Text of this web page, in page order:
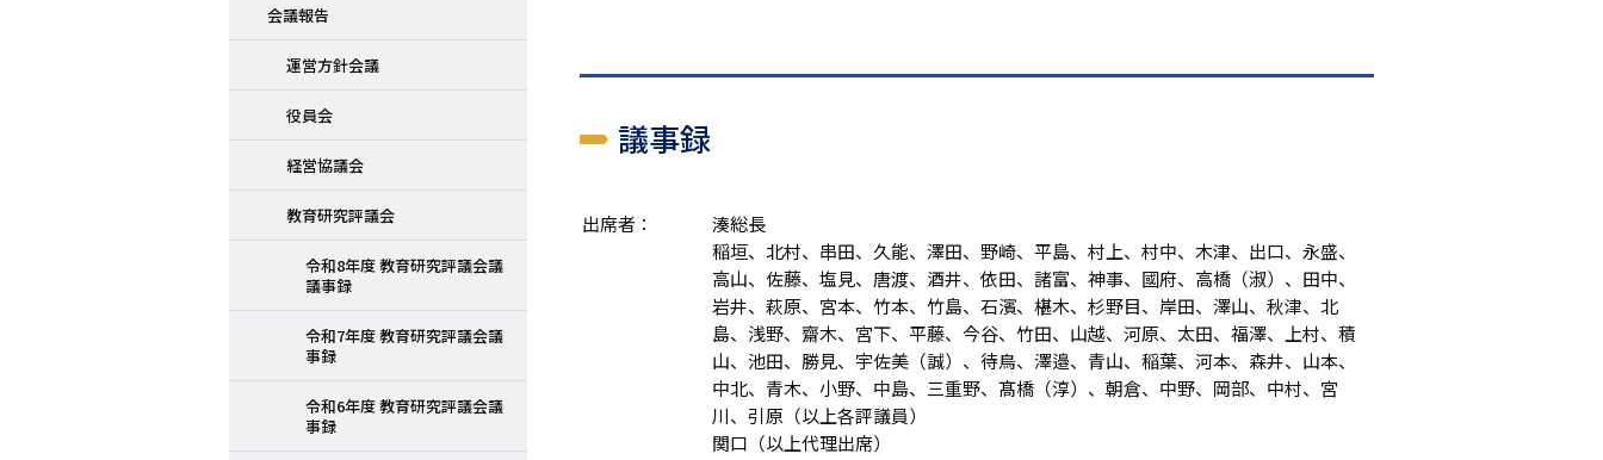
会議報告
運営方針会議
役員会
経営協議会
教育研究評議会
令和8年度 教育研究評議会議
議事録
令和7年度 教育研究評議会議
事録
令和6年度 教育研究評議会議
事録
議事録
出席者：
湊総長
稲垣、北村、串田、久能、澤田、野崎、平島、村上、村中、木津、出口、永盛、
高山、佐藤、塩見、唐渡、酒井、依田、諸富、神事、國府、高橋（淑）、田中、
岩井、萩原、宮本、竹本、竹島、石濱、椹木、杉野目、岸田、澤山、秋津、北
島、浅野、齋木、宮下、平藤、今谷、竹田、山越、河原、太田、福澤、上村、積
山、池田、勝見、宇佐美（誠）、待鳥、澤邉、青山、稲葉、河本、森井、山本、
中北、青木、小野、中島、三重野、髙橋（淳）、朝倉、中野、岡部、中村、宮
川、引原（以上各評議員）
関口（以上代理出席）